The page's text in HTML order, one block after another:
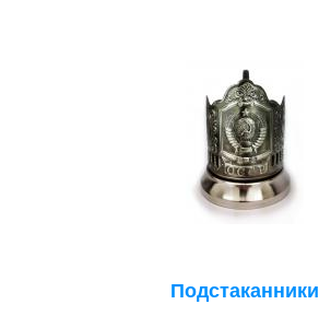
Подстаканники